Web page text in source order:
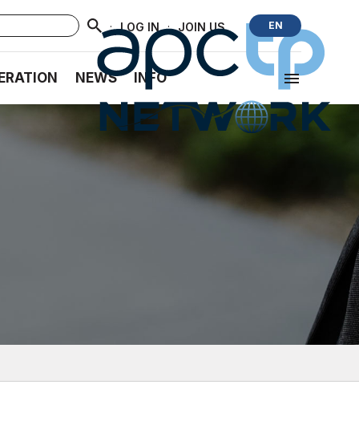
· LOG IN · JOIN US EN
NEWS INFO